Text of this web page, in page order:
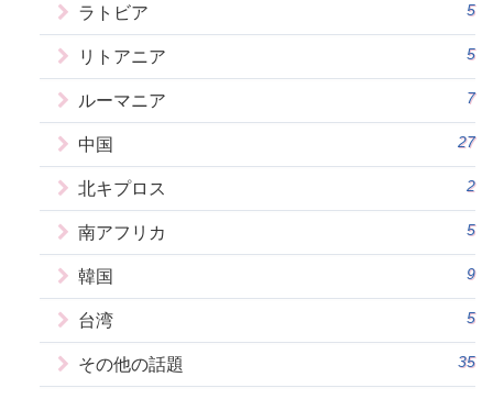
ラトビア 5
リトアニア 5
ルーマニア 7
中国 27
北キプロス 2
南アフリカ 5
韓国 9
台湾 5
その他の話題 35